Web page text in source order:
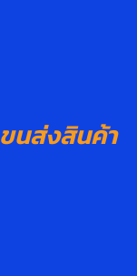
ขนส่งสินค้า